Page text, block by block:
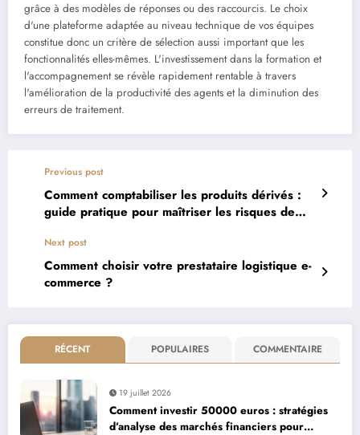
grâce à des modèles de réponses ou des raccourcis. Le choix
d'une plateforme adaptée au niveau technique de vos équipes
constitue donc un critère de sélection aussi important que les
fonctionnalités elles-mêmes. L'investissement dans la formation et
l'accompagnement se révèle rapidement rentable à travers
l'amélioration de la productivité des agents et la diminution des
erreurs de traitement.
Previous post
Comment comptabiliser les produits dérivés :
guide pratique pour maîtriser les risques de
Next post
Comment choisir votre prestataire logistique e-
commerce ?
RÉCENT POPULAIRES COMMENTAIRE
19 juillet 2026
Comment investir 50000 euros : stratégies
d’analyse des marchés financiers pour